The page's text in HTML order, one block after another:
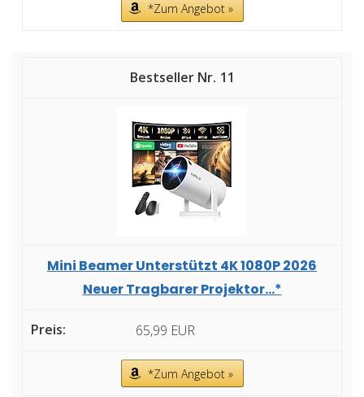
*Zum Angebot »
11
Mini Beamer Unterstützt 4K 1080P 2026
Neuer Tragbarer Projektor...*
65,99 EUR
*Zum Angebot »